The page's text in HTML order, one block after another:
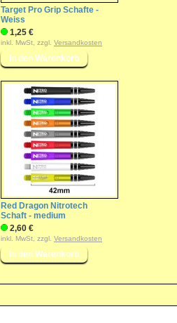
Target Pro Grip Schafte -
Weiss
1,25 €
inkl. MwSt, zzgl. Versandkosten
Red Dragon Nitrotech
Schaft - medium
2,60 €
inkl. MwSt, zzgl. Versandkosten